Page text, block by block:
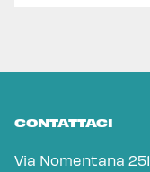
CONTATTACI
Via Nomentana 251